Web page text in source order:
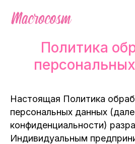
Политика
Настоящая Политика
персональных данных
конфиденциальности)
Индивидуальным